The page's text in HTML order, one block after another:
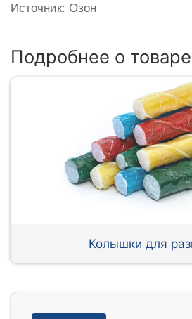
Источник: Озон
Подробнее о товаре
Колышки для